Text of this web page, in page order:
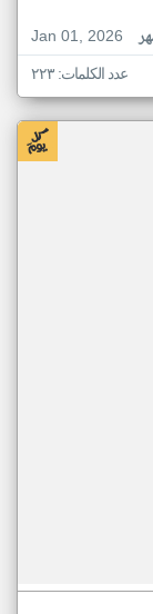
Jan 01, 2026
عدد الكلمات: ٢٢٣